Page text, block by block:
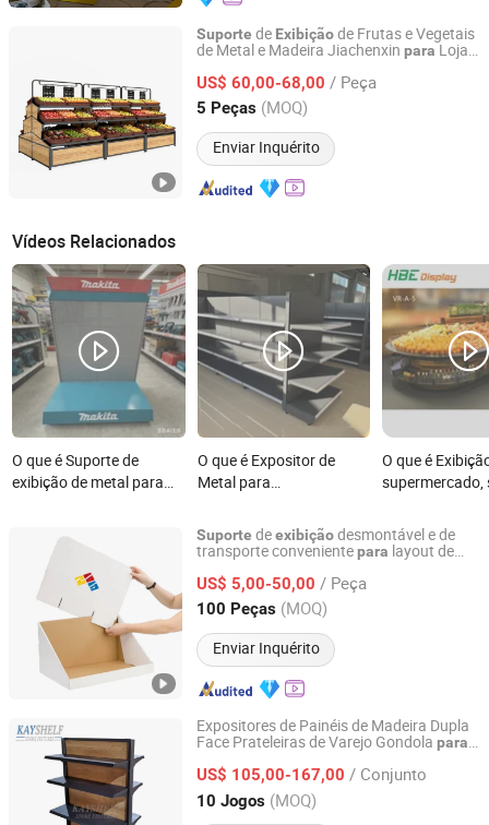
Suporte de Exibiçãode Frutas e Vegetais
de Metal e Madeira Jiachenxin para Loja
US$ 60,00-68,00 / Peça
5 Peças (MOQ)
Enviar Inquérito
QingDao JiaChenXin Metal Products Co., Ltd.
Shandong, China Desde 2025
Vídeos Relacionados
O que é Suporte de
exibição de metal para
em loja
O que é Expositor de
Metal para
Prateleira de Exibição de
Aço, Gondola, Estante de
O que é
supermercado,
vegetais de
venda
Suporte deexibiçãodesmontável e de
transporte convenientepara layout de
US$ 5,00-50,00 / Peça
100 Peças (MOQ)
Enviar Inquérito
Ningbo Yuteng Packing Products Co., Ltd.
Zhejiang, China Desde 2026
Expositores de Painéis de Madeira Dupla
Face Prateleiras de Varejo Gondola para
US$ 105,00-167,00 / Conjunto
10 Jogos (MOQ)
Guangzhou Kayshelf Storage Equipment Co.,Ltd
Guangdong, China Desde 2022